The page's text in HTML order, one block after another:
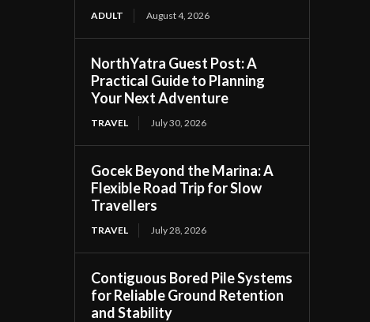
ADULT August 4, 2026
NorthYatra Guest Post: A
Practical Guide to Planning
Your Next Adventure
TRAVEL July 30, 2026
Gocek Beyond the Marina: A
Flexible Road Trip for Slow
Travellers
TRAVEL July 28, 2026
Contiguous Bored Pile Systems
for Reliable Ground Retention
and Stability